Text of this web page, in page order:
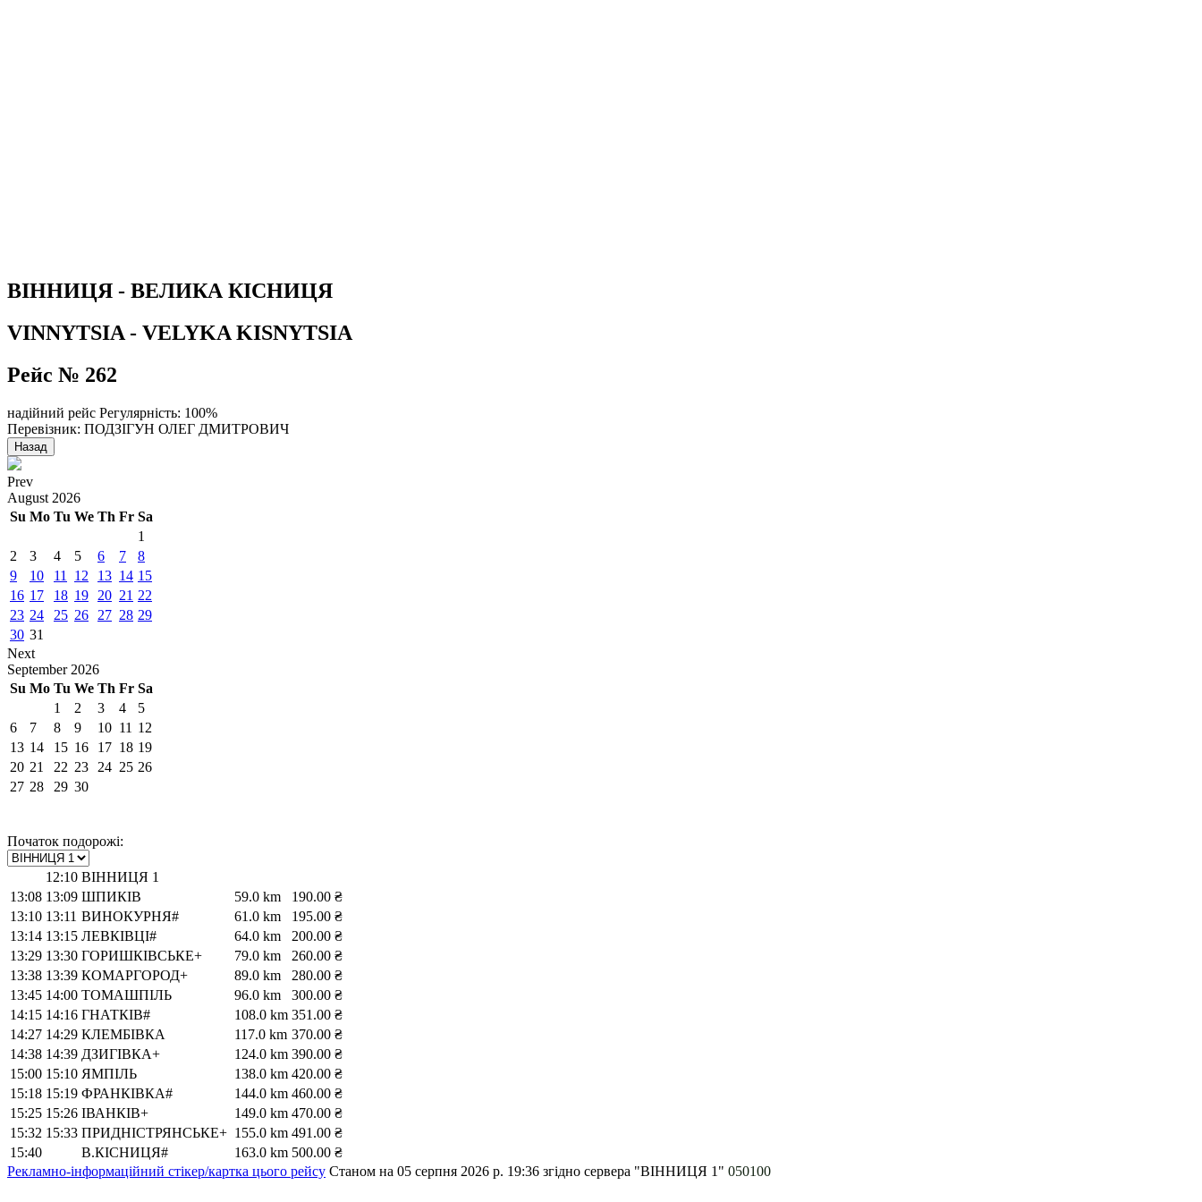
ВІННИЦЯ - ВЕЛИКА КІСНИЦЯ
VINNYTSIA - VELYKA KISNYTSIA
Рейс № 262
надійний рейс Регулярність: 100%
Перевізник: ПОДЗІГУН ОЛЕГ ДМИТРОВИЧ
Назад
Prev
August 2026
Su Mo Tu We Th Fr Sa
1
2
3 4 5 6 7
8
9
10 11 12 13 14 15
16 17 18 19 20 21 22
23 24 25 26 27 28 29
30 31
Next
September 2026
Su Mo Tu We Th Fr Sa
1
2 3 4
5
6
7 8 9 10 11 12
13 14 15 16 17 18 19
20 21 22 23 24 25 26
27 28 29 30
Початок подорожі:
12:10 ВІННИЦЯ 1
13:08 13:09 ШПИКІВ 59.0 km
190.00 ₴
13:10 13:11 ВИНОКУРНЯ# 61.0 km
195.00 ₴
13:14 13:15 ЛЕВКІВЦІ# 64.0 km
200.00 ₴
13:29 13:30 ГОРИШКІВСЬКЕ+ 79.0 km
260.00 ₴
13:38 13:39 КОМАРГОРОД+ 89.0 km
280.00 ₴
13:45 14:00 ТОМАШПІЛЬ 96.0 km
300.00 ₴
14:15 14:16 ГНАТКІВ# 108.0 km 351.00 ₴
14:27 14:29 КЛЕМБІВКА 117.0 km 370.00 ₴
14:38 14:39 ДЗИГІВКА+ 124.0 km 390.00 ₴
15:00 15:10 ЯМПІЛЬ 138.0 km 420.00 ₴
15:18 15:19 ФРАНКІВКА# 144.0 km 460.00 ₴
15:25 15:26 ІВАНКІВ+ 149.0 km 470.00 ₴
15:32 15:33 ПРИДНІСТРЯНСЬКЕ+ 155.0 km 491.00 ₴
15:40
В.КІСНИЦЯ# 163.0 km 500.00 ₴
Рекламно-інформаційний стікер/картка цього рейсу Станом на 05 серпня 2026 р. 19:36 згідно сервера "ВІННИЦЯ 1" 050100